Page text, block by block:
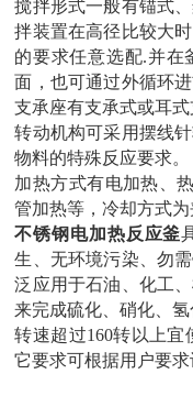
搅拌形式一般有锚式
拌装置在高径比较大
的要求任意选配.并在
面，也可通过外循环
支承座有支承式或耳式
转动机构可采用摆线
物料的特殊反应要求。
加热方式有电加热、
管加热等，冷却方式
不锈钢电加热反应釜
生、无环境污染、勿
泛应用于石油、化工
来完成硫化、硝化、
转速超过160转以上
它要求可根据用户要求